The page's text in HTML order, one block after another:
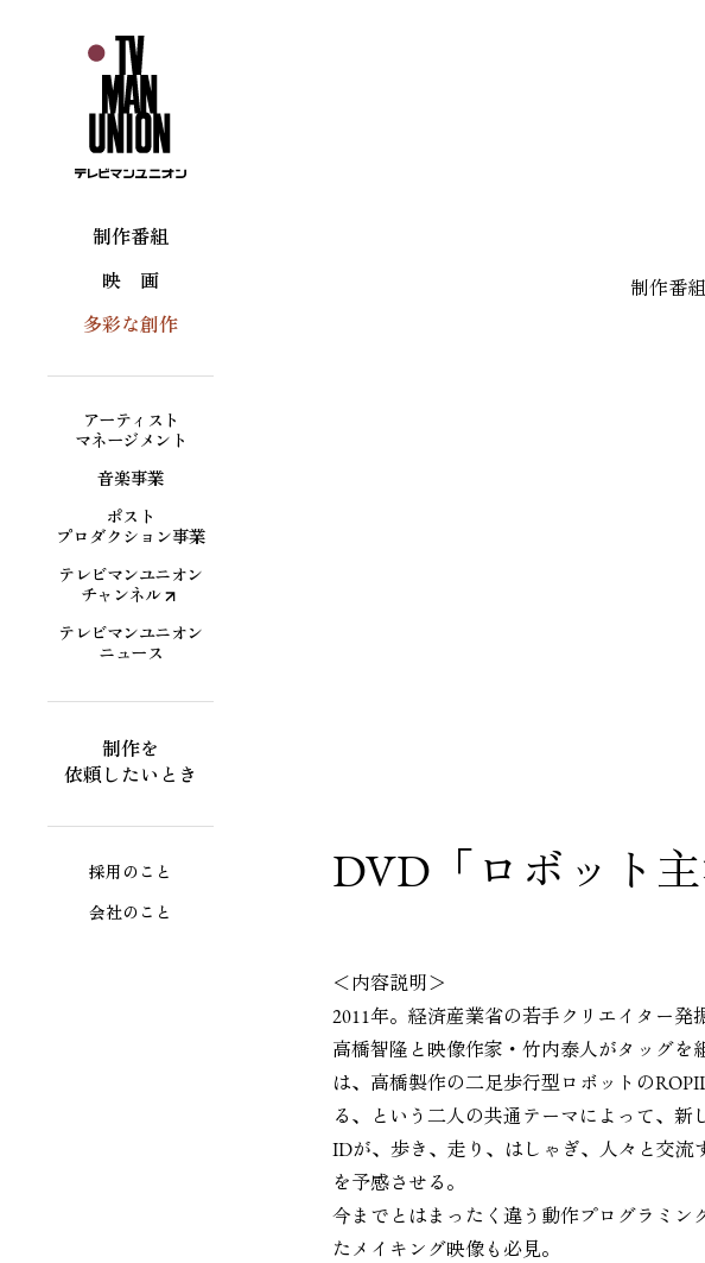
制作番組
映 画
多彩な創作
アーティスト
マネージメント
音楽事業
ポスト
プロダクション事業
テレビマンユニオン
チャンネル
テレビマンユニオン
ニュース
制作を
依頼したいとき
採用のこと
会社のこと
制作番組
DVD「ロボット
＜内容説明＞
2011年。経済産業省の若手クリエイター発
高橋智隆と映像作家・竹内泰人がタッグを
は、高橋製作の二足歩行型ロボットの
る、という二人の共通テーマによって、
IDが、歩き、走り、はしゃぎ、人々と交流
を予感させる。
今までとはまったく違う動作プログラミン
たメイキング映像も必見。